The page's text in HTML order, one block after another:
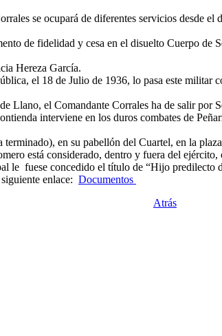
se ocupará de diferentes servicios desde
de fidelidad y cesa en el disuelto Cuerpo de
Hereza García.
el 18 de Julio de 1936, lo pasa este
Llano, el Comandante Corrales ha de salir por
interviene en los duros combates de
en su pabellón del Cuartel, en la
está considerado, dentro y fuera del
fuese concedido el título de “Hijo predilecto
enlace: Documentos
Atrás